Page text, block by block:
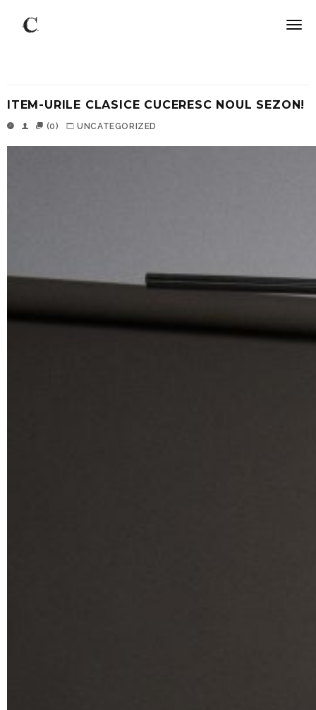
ITEM-URILE CLASICE CUCERESC NOUL SEZON!
(0) UNCATEGORIZED